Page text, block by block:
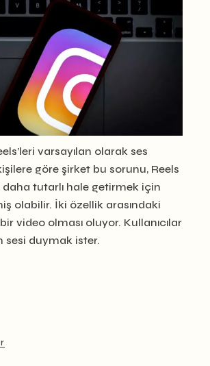
varsayılan olarak ses
göre şirket bu sorunu, Reels
daha tutarlı hale getirmek için
olabilir. İki özellik arasındaki
video olması oluyor. Kullanıcılar
sesi duymak ister.